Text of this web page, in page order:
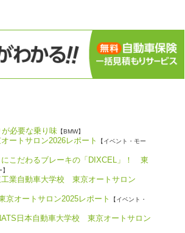
必要な乗り味 【BMW】
ートサロン2026レポート
【イベント・モー
こだわるブレーキの「DIXCEL」！ 東
業自動車大学校 東京オートサロン
オートサロン2025レポート
【イベント・
日本自動車大学校 東京オートサロン